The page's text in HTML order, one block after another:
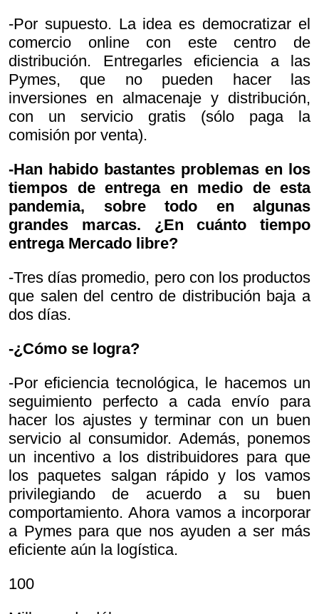
-Por supuesto. La idea es democratizar el
comercio online con este centro de
distribución. Entregarles eficiencia a las
Pymes, que no pueden hacer las
inversiones en almacenaje y distribución,
con un servicio gratis (sólo paga la
comisión por venta).
-Han habido bastantes problemas en los
tiempos de entrega en medio de esta
pandemia, sobre todo en algunas
grandes marcas. ¿En cuánto tiempo
entrega Mercado libre?
-Tres días promedio, pero con los productos
que salen del centro de distribución baja a
dos días.
-¿Cómo se logra?
-Por eficiencia tecnológica, le hacemos un
seguimiento perfecto a cada envío para
hacer los ajustes y terminar con un buen
servicio al consumidor. Además, ponemos
un incentivo a los distribuidores para que
los paquetes salgan rápido y los vamos
privilegiando de acuerdo a su buen
comportamiento. Ahora vamos a incorporar
a Pymes para que nos ayuden a ser más
eficiente aún la logística.
100